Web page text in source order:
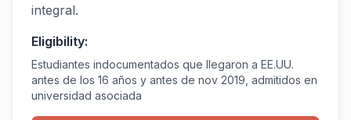
integral.
Eligibility:
Estudiantes indocumentados que llegaron a EE.UU.
antes de los 16 años y antes de nov 2019, admitidos en
universidad asociada